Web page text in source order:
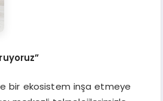
”
bir ekosistem inşa etmeye